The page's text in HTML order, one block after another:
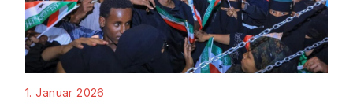
1. Januar 2026